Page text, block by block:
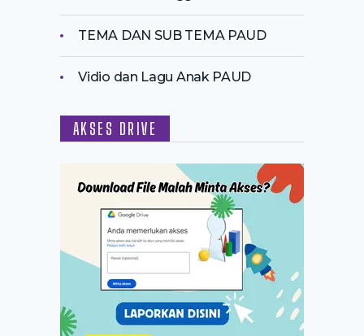
TEMA DAN SUB TEMA PAUD
Vidio dan Lagu Anak PAUD
AKSES DRIVE